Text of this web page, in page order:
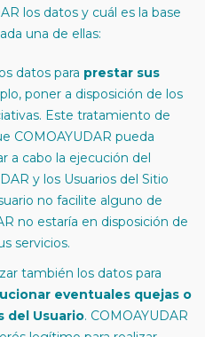
los datos y cuál es la base
una de ellas:
datos para prestar sus
poner a disposición de los
Este tratamiento de
COMOAYUDAR pueda
a cabo la ejecución del
y los Usuarios del Sitio
no facilite alguno de
no estaría en disposición de
servicios.
también los datos para
eventuales quejas o
del Usuario. COMOAYUDAR